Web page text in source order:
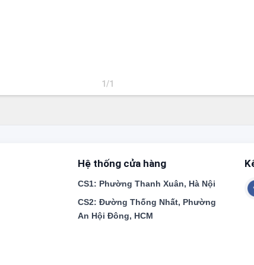
1/1
Hệ thống cửa hàng
CS1: Phường Thanh Xuân, Hà Nội
CS2: Đường Thống Nhất, Phường
An Hội Đông, HCM